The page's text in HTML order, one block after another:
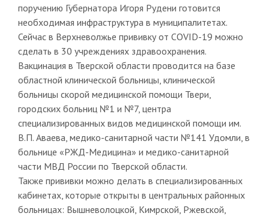
поручению Губернатора Игоря Рудени готовится
необходимая инфраструктура в муниципалитетах.
Сейчас в Верхневолжье прививку от COVID-19 можно
сделать в 30 учреждениях здравоохранения.
Вакцинация в Тверской области проводится на базе
областной клинической больницы, клинической
больницы скорой медицинской помощи Твери,
городских больниц №1 и №7, центра
специализированных видов медицинской помощи им.
В.П. Аваева, медико-санитарной части №141 Удомли, в
больнице «РЖД-Медицина» и медико-санитарной
части МВД России по Тверской области.
Также прививки можно делать в специализированных
кабинетах, которые открыты в центральных районных
больницах: Вышневолоцкой, Кимрской, Ржевской,